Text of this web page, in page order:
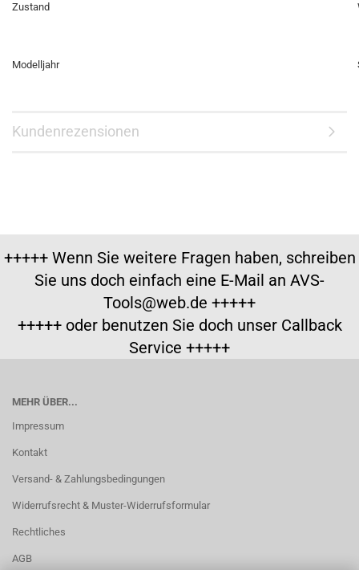
Zustand
Modelljahr
Kundenrezensionen
+++++ Wenn Sie weitere Fragen haben, schreiben
Sie uns doch einfach eine E-Mail an AVS-
Tools@web.de +++++
+++++ oder benutzen Sie doch unser Callback
Service +++++
MEHR ÜBER...
Impressum
Kontakt
Versand- & Zahlungsbedingungen
Widerrufsrecht & Muster-Widerrufsformular
Rechtliches
AGB